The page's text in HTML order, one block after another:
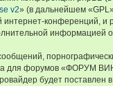
v2» (в дальнейшем
конференций,
информацией
для форумов «ФОРУМ
будет поставлен